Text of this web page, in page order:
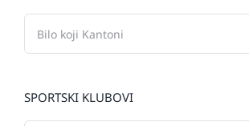
SPORTSKI KLUBOVI